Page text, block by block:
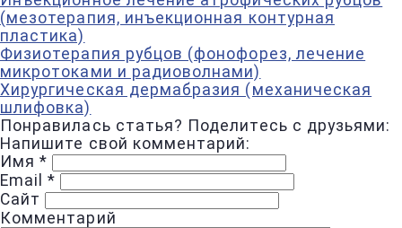
(мезотерапия, инъекционная контурная
пластика)
Физиотерапия рубцов (фонофорез, лечение
микротоками и радиоволнами)
Хирургическая дермабразия (механическая
шлифовка)
Понравилась статья? Поделитесь с друзьями:
Напишите свой комментарий:
Имя*
Email*
Сайт
Комментарий